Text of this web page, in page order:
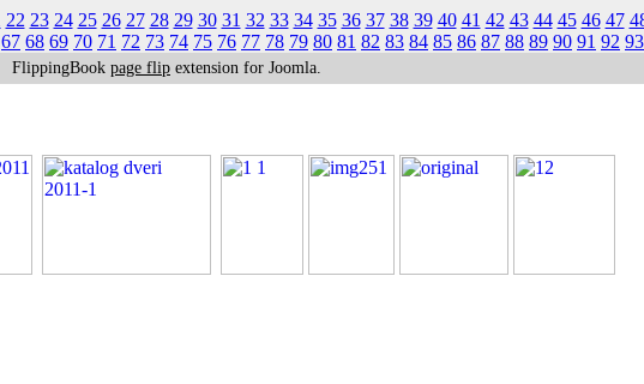
22 23 24 25 26 27 28 29 30 31 32 33 34 35 36 37 38 39 40 41 42 43 44 45 46 47
67 68 69 70 71 72 73 74 75 76 77 78 79 80 81 82 83 84 85 86 87 88 89 90 91 92 93
FlippingBook page flip extension for Joomla.